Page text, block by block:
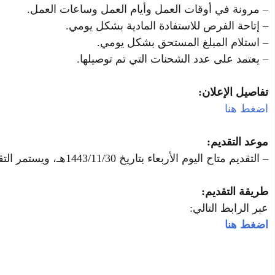
– مرونة في أوقات العمل وأيام العمل وساعات العمل.
– إتاحة الفرص للاستفادة المادية بشكل يومي.
– استلام المبلغ المستحق بشكل يومي.
– يعتمد على عدد الشحنات التي تم توصيلها.
تفاصيل الإعلان:
اضغط هنا
موعد التقديم:
– التقديم متاح اليوم الأربعاء بتاريخ 1443/11/30هـ، ويستمر التقديم على الوظائف حتى يتم الإكتفاء بالعدد المطلوب.
طريقة التقديم:
عبر الرابط التالي:
اضغط هنا